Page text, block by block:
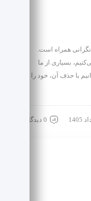
همراه است.
بسیاری از ما
با حذف آن، خود را
0 دیدگاه